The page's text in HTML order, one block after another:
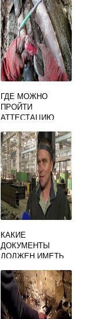
ГДЕ МОЖНО
ПРОЙТИ
АТТЕСТАЦИЮ
КАКИЕ
ДОКУМЕНТЫ
ДОЛЖЕН ИМЕТЬ
ДОПУСКА К
РАБОТЕ